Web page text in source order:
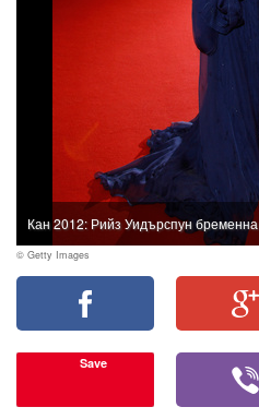
Кан 2012: Рийз Уидърспун бременна
© Getty Images
Save